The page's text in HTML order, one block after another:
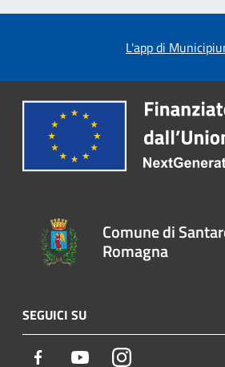
L'app di
Comune di
Romagna
SEGUICI SU
Facebook YoutubeInstagram